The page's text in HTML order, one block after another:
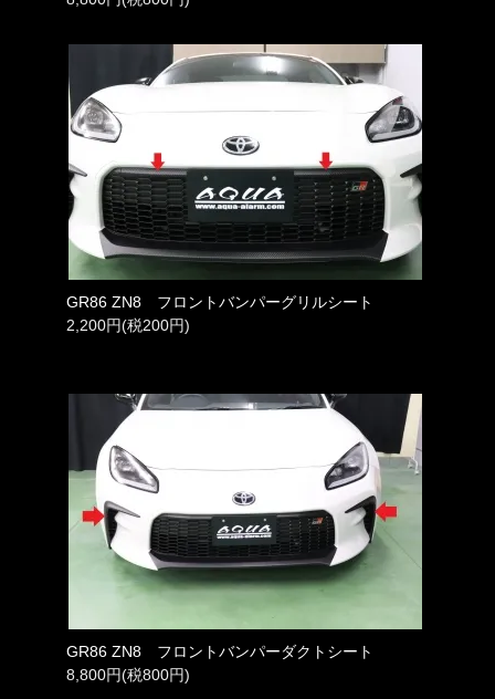
GR86 ZN8 フロントバンパーグリルシート
2,200円(税200円)
GR86 ZN8 フロントバンパーダクトシート
8,800円(税800円)